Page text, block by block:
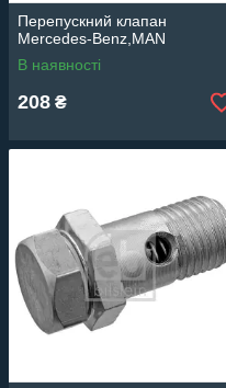
Перепускний клапан
Mercedes-Benz,MAN
В наявності
208 ₴